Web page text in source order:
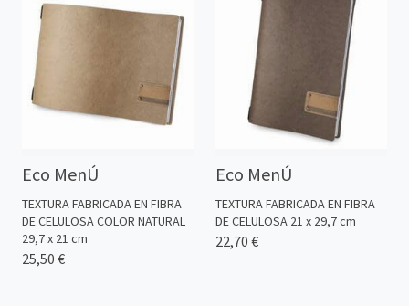
Eco MenÚ
TEXTURA FABRICADA EN FIBRA
DE CELULOSA COLOR NATURAL
29,7 x 21 cm
25,50 €
Eco MenÚ
TEXTURA FABRICADA EN FIBRA
DE CELULOSA 21 x 29,7 cm
22,70 €